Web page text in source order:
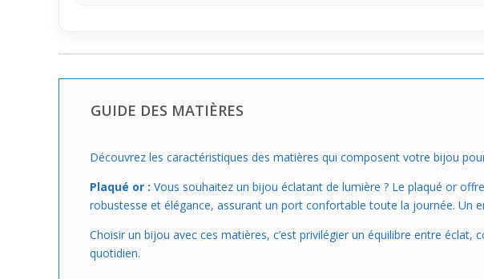
GUIDE DES MATIÈRES
Découvrez les caractéristiques des matières qui composent votre bijou
Plaqué or : Vous souhaitez un bijou éclatant de lumière ? Le plaqué or
robustesse et élégance, assurant un port confortable toute la journée. Un
Choisir un bijou avec ces matières, c’est privilégier un équilibre entre
quotidien.